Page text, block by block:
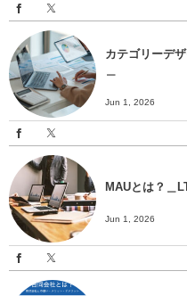
カテゴリーデ
Jun 1, 2026
MAUとは？＿
Jun 1, 2026